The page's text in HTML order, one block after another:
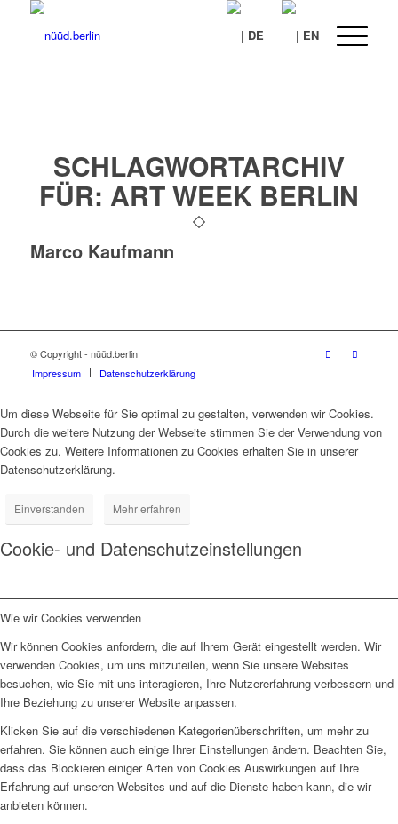
SCHLAGWORTARCHIV
FÜR: ART WEEK BERLIN
Marco Kaufmann
© Copyright - nüüd.berlin
Impressum
Datenschutzerklärung
Um diese Webseite für Sie optimal zu gestalten, verwenden wir Cookies.
Durch die weitere Nutzung der Webseite stimmen Sie der Verwendung von
Cookies zu. Weitere Informationen zu Cookies erhalten Sie in unserer
Datenschutzerklärung.
Einverstanden Mehr erfahren
Cookie- und Datenschutzeinstellungen
Wie wir Cookies verwenden
Wir können Cookies anfordern, die auf Ihrem Gerät eingestellt werden. Wir
verwenden Cookies, um uns mitzuteilen, wenn Sie unsere Websites
besuchen, wie Sie mit uns interagieren, Ihre Nutzererfahrung verbessern und
Ihre Beziehung zu unserer Website anpassen.
Klicken Sie auf die verschiedenen Kategorienüberschriften, um mehr zu
erfahren. Sie können auch einige Ihrer Einstellungen ändern. Beachten Sie,
dass das Blockieren einiger Arten von Cookies Auswirkungen auf Ihre
Erfahrung auf unseren Websites und auf die Dienste haben kann, die wir
anbieten können.